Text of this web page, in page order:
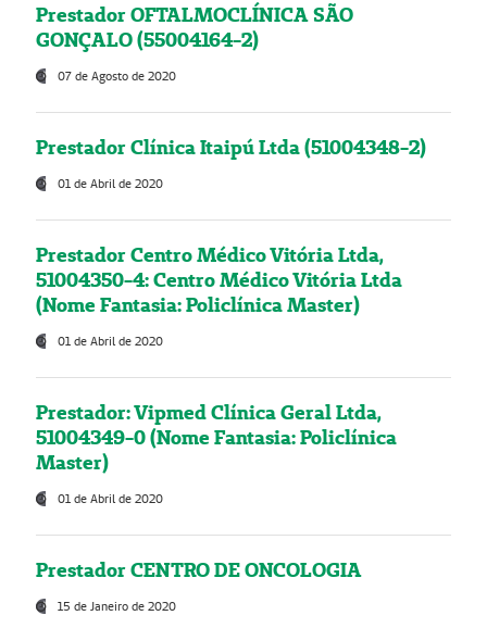
Prestador OFTALMOCLÍNICA SÃO
GONÇALO (55004164-2)
07 de Agosto de 2020
Prestador Clínica Itaipú Ltda (51004348-2)
01 de Abril de 2020
Prestador Centro Médico Vitória Ltda,
51004350-4: Centro Médico Vitória Ltda
(Nome Fantasia: Policlínica Master)
01 de Abril de 2020
Prestador: Vipmed Clínica Geral Ltda,
51004349-0 (Nome Fantasia: Policlínica
Master)
01 de Abril de 2020
Prestador CENTRO DE ONCOLOGIA
15 de Janeiro de 2020